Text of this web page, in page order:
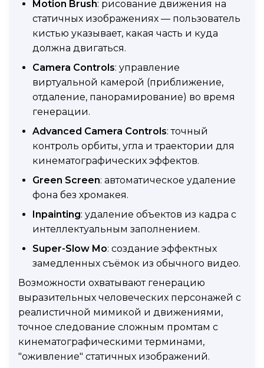
Motion Brush: рисование движения на
статичных изображениях — пользователь
кистью указывает, какая часть и куда
должна двигаться.
Camera Controls: управление
виртуальной камерой (приближение,
отдаление, панорамирование) во время
генерации.
Advanced Camera Controls: точный
контроль орбиты, угла и траектории для
кинематографических эффектов.
Green Screen: автоматическое удаление
фона без хромакея.
Inpainting: удаление объектов из кадра с
интеллектуальным заполнением.
Super-Slow Mo: создание эффектных
замедленных съёмок из обычного видео.
Возможности охватывают генерацию
выразительных человеческих персонажей с
реалистичной мимикой и движениями,
точное следование сложным промтам с
кинематографическими терминами,
"оживление" статичных изображений.